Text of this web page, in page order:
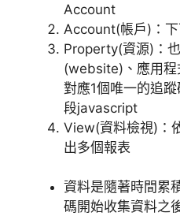
Account
Account(帳戶)：
Property(資源)：
(website)、應用
對應1個唯一的追
段javascript
View(資料檢視)：
出多個報表
資料是隨著時間累
碼開始收集資料之